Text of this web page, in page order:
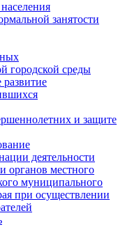
занятости
городской среды
и защите
деятельности
органов местного
муниципального
при осуществлении